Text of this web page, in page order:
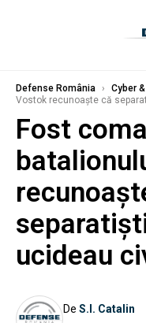
Defense România › Cyber
Vostok recunoaște că
Fost
ucideau
De S.I. Catalin